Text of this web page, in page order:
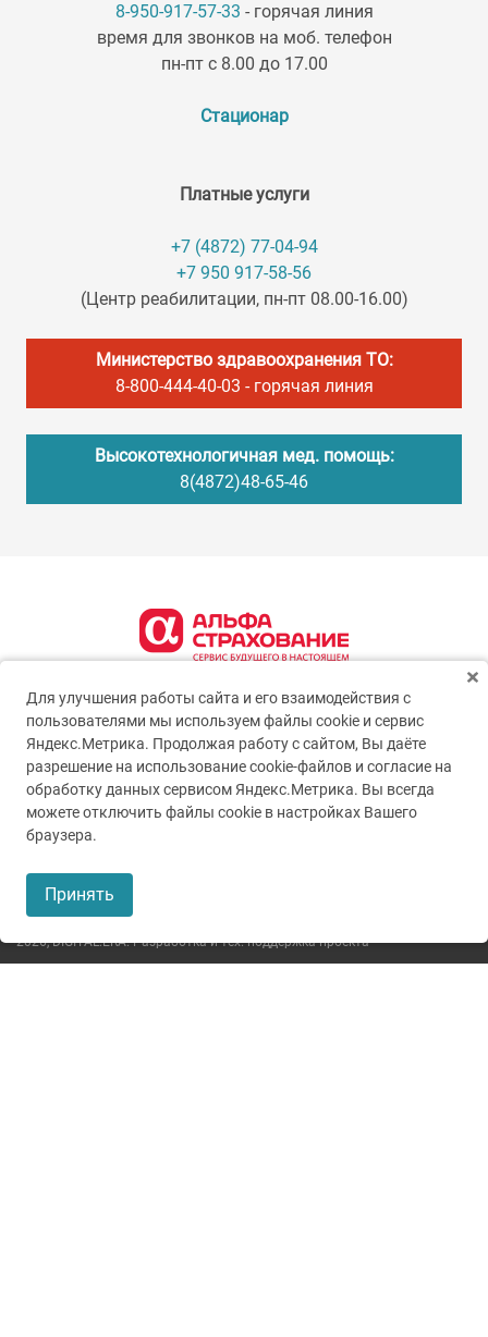
8-950-917-57-33 - горячая линия
время для звонков на моб. телефон
пн-пт с 8.00 до 17.00
Стационар
Платные услуги
+7 (4872) 77-04-94
+7 950 917-58-56
(Центр реабилитации, пн-пт 08.00-16.00)
Министерство здравоохранения ТО:
8-800-444-40-03 - горячая линия
Высокотехнологичная мед. помощь:
8(4872)48-65-46
2026,DIGITAL.ERA. Разработка и тех. поддержка проекта
Для улучшения работы сайта и его взаимодействия с
пользователями мы используем файлы cookie и сервис
Яндекс.Метрика. Продолжая работу с сайтом, Вы даёте
разрешение на использование cookie-файлов и согласие на
обработку данных сервисом Яндекс.Метрика. Вы всегда
можете отключить файлы cookie в настройках Вашего
браузера.
Принять